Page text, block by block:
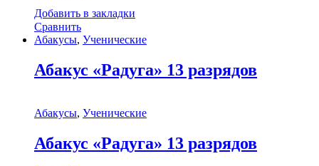
Добавить в закладки
Сравнить
Абакусы, Ученические
Абакус «Радуга» 13 разрядов
Абакусы, Ученические
Абакус «Радуга» 13 разрядов